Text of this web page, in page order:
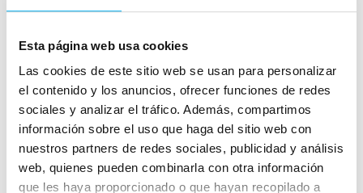
Esta página web usa cookies
Las cookies de este sitio web se usan para personalizar
el contenido y los anuncios, ofrecer funciones de redes
sociales y analizar el tráfico. Además, compartimos
información sobre el uso que haga del sitio web con
nuestros partners de redes sociales, publicidad y análisis
web, quienes pueden combinarla con otra información
que les haya proporcionado o que hayan recopilado a
1462
mm
4793mm 1820mm
Peso: 1855
kg
Maletero: 490L